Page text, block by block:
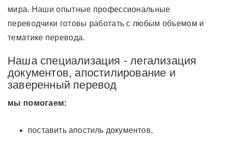
мира. Наши опытные профессиональные
переводчики готовы работать с любым объемом и
тематике перевода.
Наша специализация - легализация
документов, апостилирование и
заверенный перевод
мы помогаем:
поставить апостиль документов,